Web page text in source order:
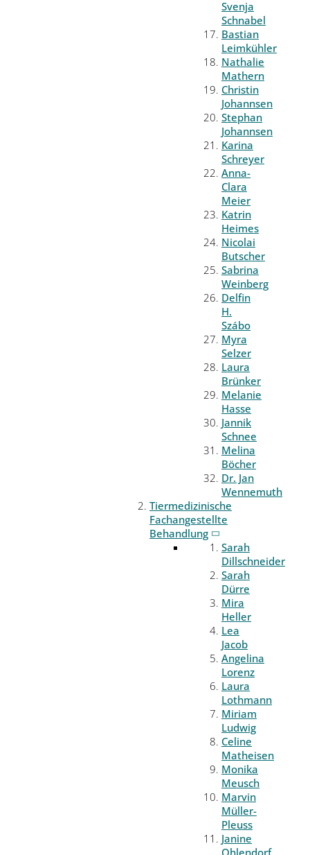
Svenja
Schnabel
Bastian
Leimkühler
Nathalie
Mathern
Christin
Johannsen
Stephan
Johannsen
Karina
Schreyer
Anna-
Clara
Meier
Katrin
Heimes
Nicolai
Butscher
Sabrina
Weinberg
Delfin
H.
Szábo
Myra
Selzer
Laura
Brünker
Melanie
Hasse
Jannik
Schnee
Melina
Böcher
Dr. Jan
Wennemuth
Tiermedizinische
Fachangestellte
Behandlung
Sarah
Dillschneider
Sarah
Dürre
Mira
Heller
Lea
Jacob
Angelina
Lorenz
Laura
Lothmann
Miriam
Ludwig
Celine
Matheisen
Monika
Meusch
Marvin
Müller-
Pleuss
Janine
Ohlendorf